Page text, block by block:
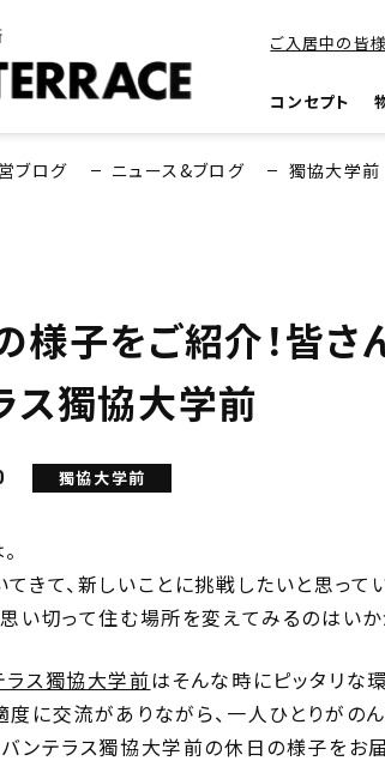
ご入居中の皆
コンセプト
ブログ ニュース&ブログ 獨協大学前
様子をご紹介！皆さ
ス獨協大学前
獨協大学前
きて、新しいことに挑戦したいと思って
い切って住む場所を変えてみるのはいか
ラス獨協大学前はそんな時にピッタリな
に交流がありながら、一人ひとりがの
ンテラス獨協大学前の休日の様子をお届